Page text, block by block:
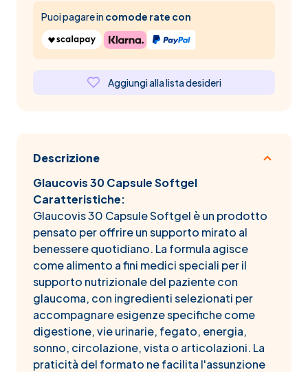
Puoi pagare incomode rate con
Aggiungi alla lista desideri
Descrizione
Glaucovis 30 Capsule Softgel
Caratteristiche:
Glaucovis 30 Capsule Softgel è un prodotto
pensato per offrire un supporto mirato al
benessere quotidiano. La formula agisce
come alimento a fini medici speciali per il
supporto nutrizionale del paziente con
glaucoma, con ingredienti selezionati per
accompagnare esigenze specifiche come
digestione, vie urinarie, fegato, energia,
sonno, circolazione, vista o articolazioni. La
praticità del formato ne facilita l'assunzione